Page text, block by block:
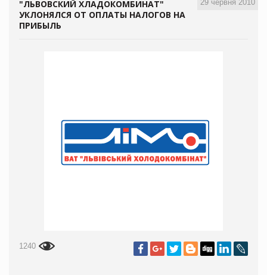
29 червня 2010
"ЛЬВОВСКИЙ ХЛАДОКОМБИНАТ"
УКЛОНЯЛСЯ ОТ ОПЛАТЫ НАЛОГОВ НА
ПРИБЫЛЬ
1240